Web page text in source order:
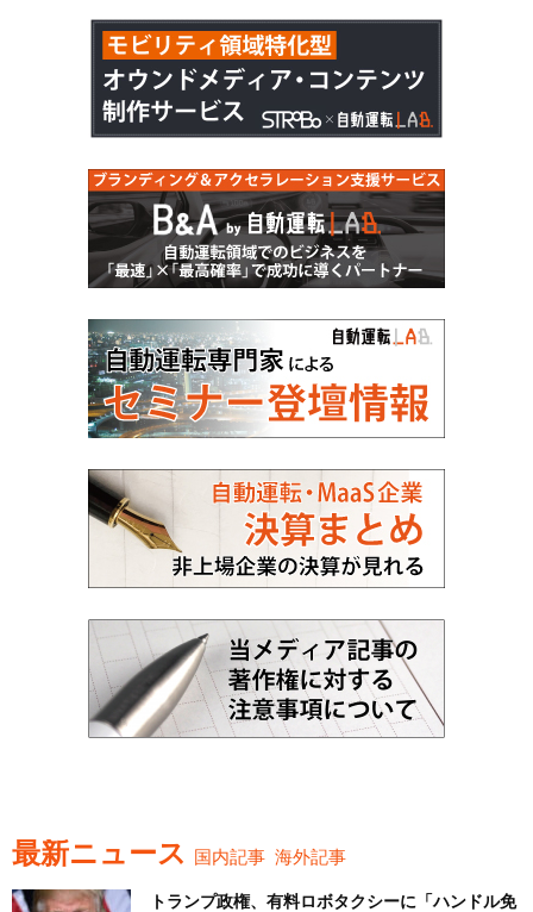
最新ニュース 国内記事 海外記事
トランプ政権、有料ロボタクシーに「ハンドル免